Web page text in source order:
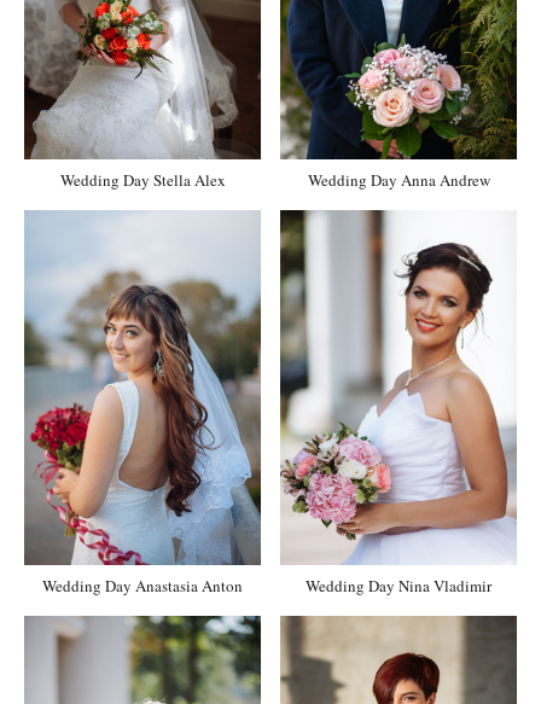
Wedding Day Stella Alex Wedding Day Anna Andrew
Wedding Day Anastasia Anton Wedding Day Nina Vladimir